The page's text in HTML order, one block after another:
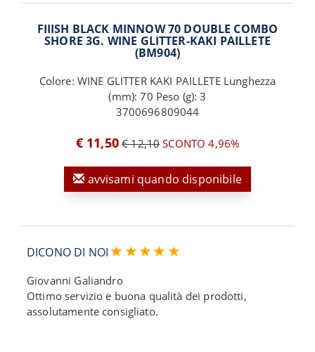
FIIISH BLACK MINNOW 70 DOUBLE COMBO
SHORE 3G. WINE GLITTER-KAKI PAILLETE
(BM904)
Colore: WINE GLITTER KAKI PAILLETE Lunghezza
(mm): 70 Peso (g): 3
3700696809044
€ 11,50 € 12,10SCONTO 4,96%
avvisami quando disponibile
DICONO DI NOI
Giovanni Galiandro
Ottimo servizio e buona qualità dei prodotti,
assolutamente consigliato.